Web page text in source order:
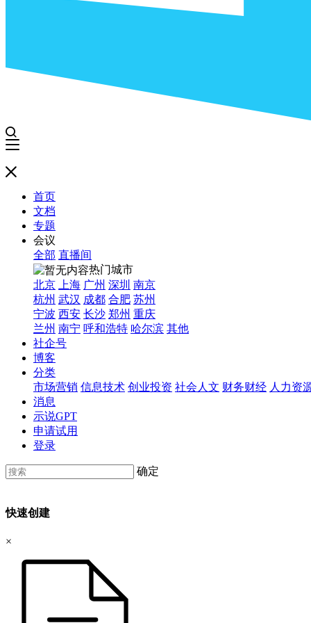
首页
文档
专题
会议
全部 直播间
热门城市
北京
上海 广州 深圳 南京
杭州 武汉 成都 合肥 苏州
宁波 西安 长沙 郑州 重庆
兰州 南宁 呼和浩特 哈尔滨 其他
社企号
博客
分类
市场营销 信息技术 创业投资 社会人文 财务财经 人力资
消息
示说GPT
申请试用
登录
确定
快速创建
×